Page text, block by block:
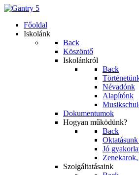
Főoldal
Iskolánk
Back
Köszöntő
Iskolánkról
Back
Névadónk
Alapítónk
Dokumentumok
Hogyan működünk?
Back
Jó
Szolgáltatásaink